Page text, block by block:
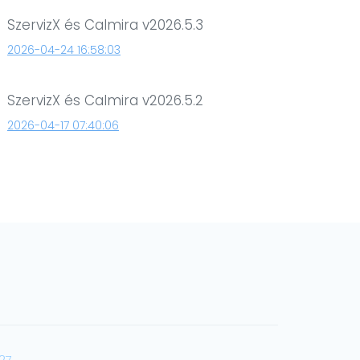
SzervizX és Calmira v2026.5.3
2026-04-24 16:58:03
SzervizX és Calmira v2026.5.2
2026-04-17 07:40:06